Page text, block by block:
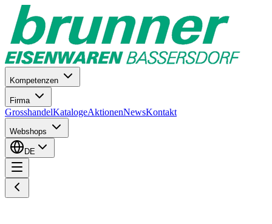
Kompetenzen
Firma
GrosshandelKatalogeAktionenNewsKontakt
Webshops
DE